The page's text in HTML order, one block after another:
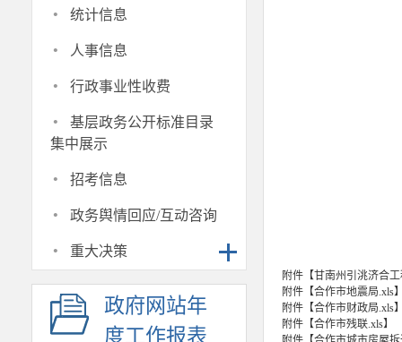
· 统计信息
· 人事信息
· 行政事业性收费
·
基层政务公开标准目录
集中展示
· 招考信息
· 政务舆情回应/互动咨询
· 重大决策
政府网站年
度工作报表
附件【甘南州引洮济合
附件【合作市地震局.xls
附件【合作市财政局.xls
附件【合作市残联.xls】